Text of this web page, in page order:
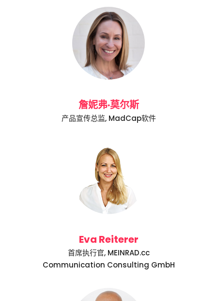
詹妮弗·莫尔斯
产品宣传总监, MadCap软件
Eva Reiterer
首席执行官, MEINRAD.cc
Communication Consulting GmbH